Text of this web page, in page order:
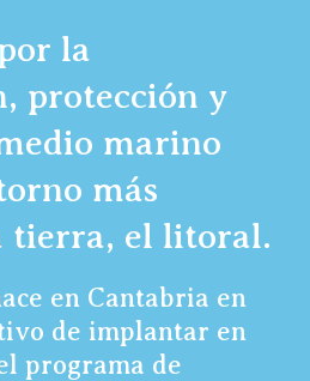
la
protección y
marino
más
tierra, el litoral.
en Cantabria en
de implantar en
programa de